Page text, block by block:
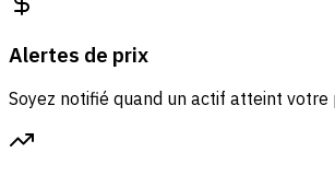
Alertes de prix
Soyez notifié quand un actif atteint votre